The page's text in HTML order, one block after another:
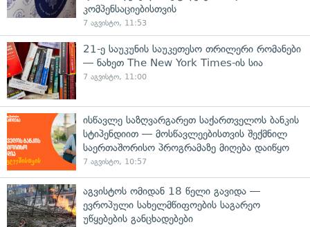
კომპენსაციებისთვის
7 აგვისტო, 11:53
21-ე საუკუნის საუკეთესო თრილერი რომანები
— ნახეთ The New York Times-ის სია
7 აგვისტო, 11:00
ისწავლე საზღვარგარეთ საქართველოს ბანკის
სტიპენდიით — მოსწავლეებისთვის შექმნილ
საერთაშორისო პროგრამაზე მიღება დაიწყო
7 აგვისტო, 10:57
აგვისტოს ომიდან 18 წელი გავიდა —
ევროპული სახელმწიფოების საგარეო
უწყებების განცხადებები